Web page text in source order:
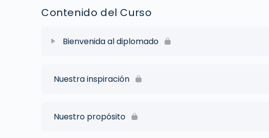
Contenido del Curso
Bienvenida al diplomado
Nuestra inspiración
Nuestro propósito